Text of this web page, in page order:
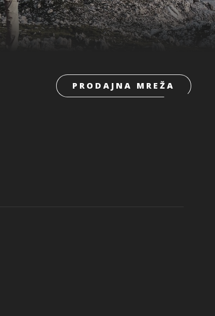
PRODAJNA MREŽA